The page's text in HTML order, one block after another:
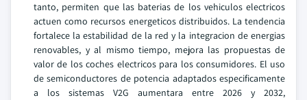
tanto, permiten que las baterias de los vehiculos electricos
actuen como recursos energeticos distribuidos. La tendencia
fortalece la estabilidad de la red y la integracion de energias
renovables, y al mismo tiempo, mejora las propuestas de
valor de los coches electricos para los consumidores. El uso
de semiconductores de potencia adaptados especificamente
a los sistemas V2G aumentara entre 2026 y 2032,